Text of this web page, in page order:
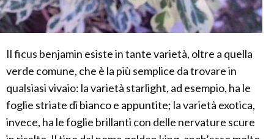
Il ficus benjamin esiste in tante varietà, oltre a quella
verde comune, che è la più semplice da trovare in
qualsiasi vivaio: la varietà starlight, ad esempio, ha le
foglie striate di bianco e appuntite; la varietà exotica,
invece, ha le foglie brillanti con delle nervature scure